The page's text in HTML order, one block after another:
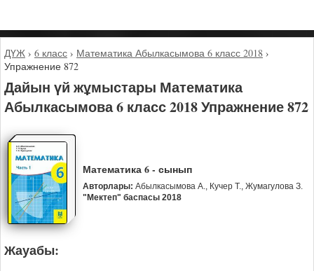
ДҮЖ › 6 класс › Математика Абылкасымова 6 класс 2018 ›
Упражнение 872
Дайын үй жұмыстары Математика
Абылкасымова 6 класс 2018 Упражнение 872
Математика 6 - сынып
Авторлары: Абылкасымова А., Кучер Т., Жумагулова З.
"Мектеп" баспасы 2018
Жауабы: